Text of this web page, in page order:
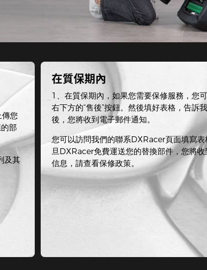
您
部
及其
在質保期內
1、在質保期內，如果您需要保修服務，您
右下方的“售後”按鈕。然後填好表格，告訴
後，您將收到電子郵件通知。
您可以訪問我們的聯系DXRacer頁面填寫
旦DXRacer免費運送您的替換部件，您將
信息，請查看保修政策。